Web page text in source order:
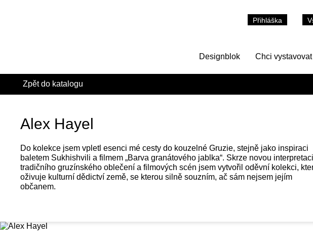
Přihláška
Designblok Chci vystavovat
Zpět do katalogu
Alex Hayel
Do kolekce jsem vpletl esenci mé cesty do kouzelné Gruzie, stejně jako inspiraci
baletem Sukhishvili a filmem „Barva granátového jablka“. Skrze novou interpretaci
tradičního gruzínského oblečení a filmových scén jsem vytvořil oděvní kolekci,
oživuje kulturní dědictví země, se kterou silně souzním, ač sám nejsem jejím
občanem.